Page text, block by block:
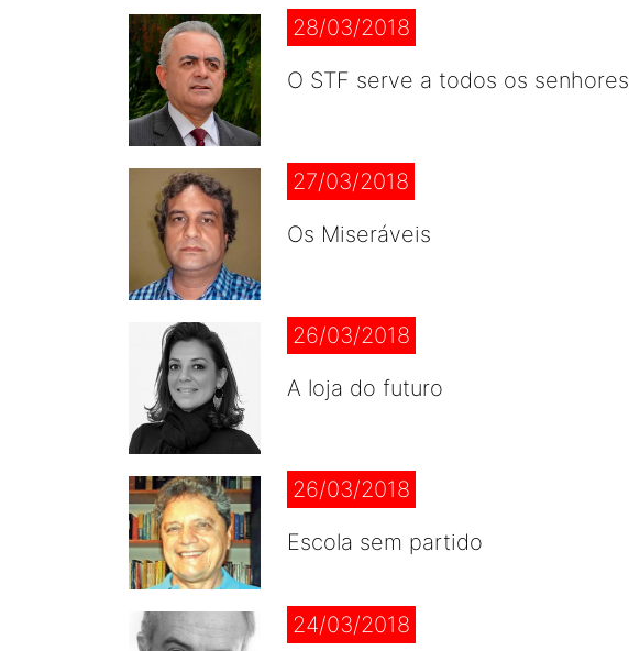
28/03/2018
O STF serve a todos os senhores
27/03/2018
Os Miseráveis
26/03/2018
A loja do futuro
26/03/2018
Escola sem partido
24/03/2018